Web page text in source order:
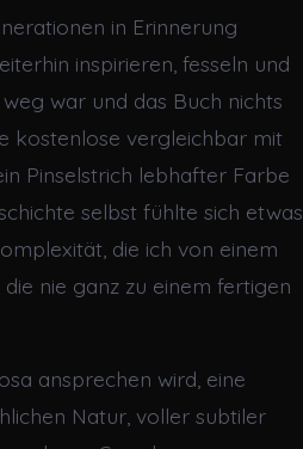
in Erinnerung
inspirieren, fesseln und
war und das Buch nichts
kostenlose vergleichbar mit
Pinselstrich lebhafter Farbe
selbst fühlte sich etwas
die ich von einem
nie ganz zu einem fertigen
ansprechen wird, eine
Natur, voller subtiler